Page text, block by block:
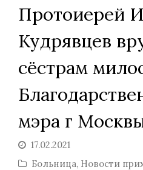
Протоиерей
Кудрявцев
сёстрам
мэра г
17.02.2021
Больница, Новости